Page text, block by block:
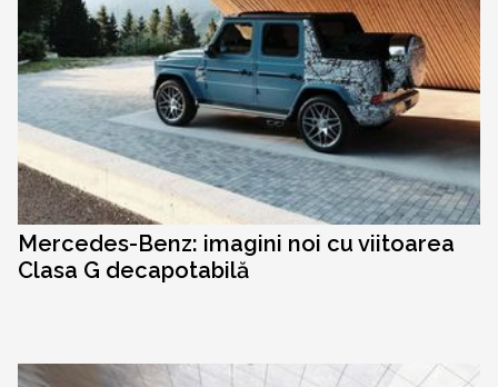
Mercedes-Benz: imagini noi cu viitoarea
Clasa G decapotabilă